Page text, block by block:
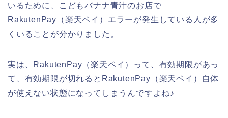
いるために、こどもバナナ青汁のお店で
RakutenPay（楽天ペイ）エラーが発生している人が多
くいることが分かりました。
実は、RakutenPay（楽天ペイ）って、有効期限があっ
て、有効期限が切れるとRakutenPay（楽天ペイ）自体
が使えない状態になってしまうんですよね♪